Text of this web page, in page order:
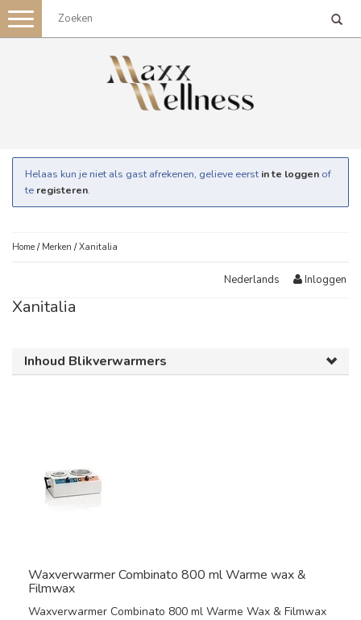
Toggle
navigation
Helaas kun je niet als gast afrekenen, gelieve eerst in te loggen of
te registeren.
Home / Merken /Xanitalia
Nederlands Inloggen
Xanitalia
Inhoud Blikverwarmers
Waxverwarmer Combinato 800 ml Warme wax &
Filmwax
Waxverwarmer Combinato 800 ml Warme Wax & Filmwax